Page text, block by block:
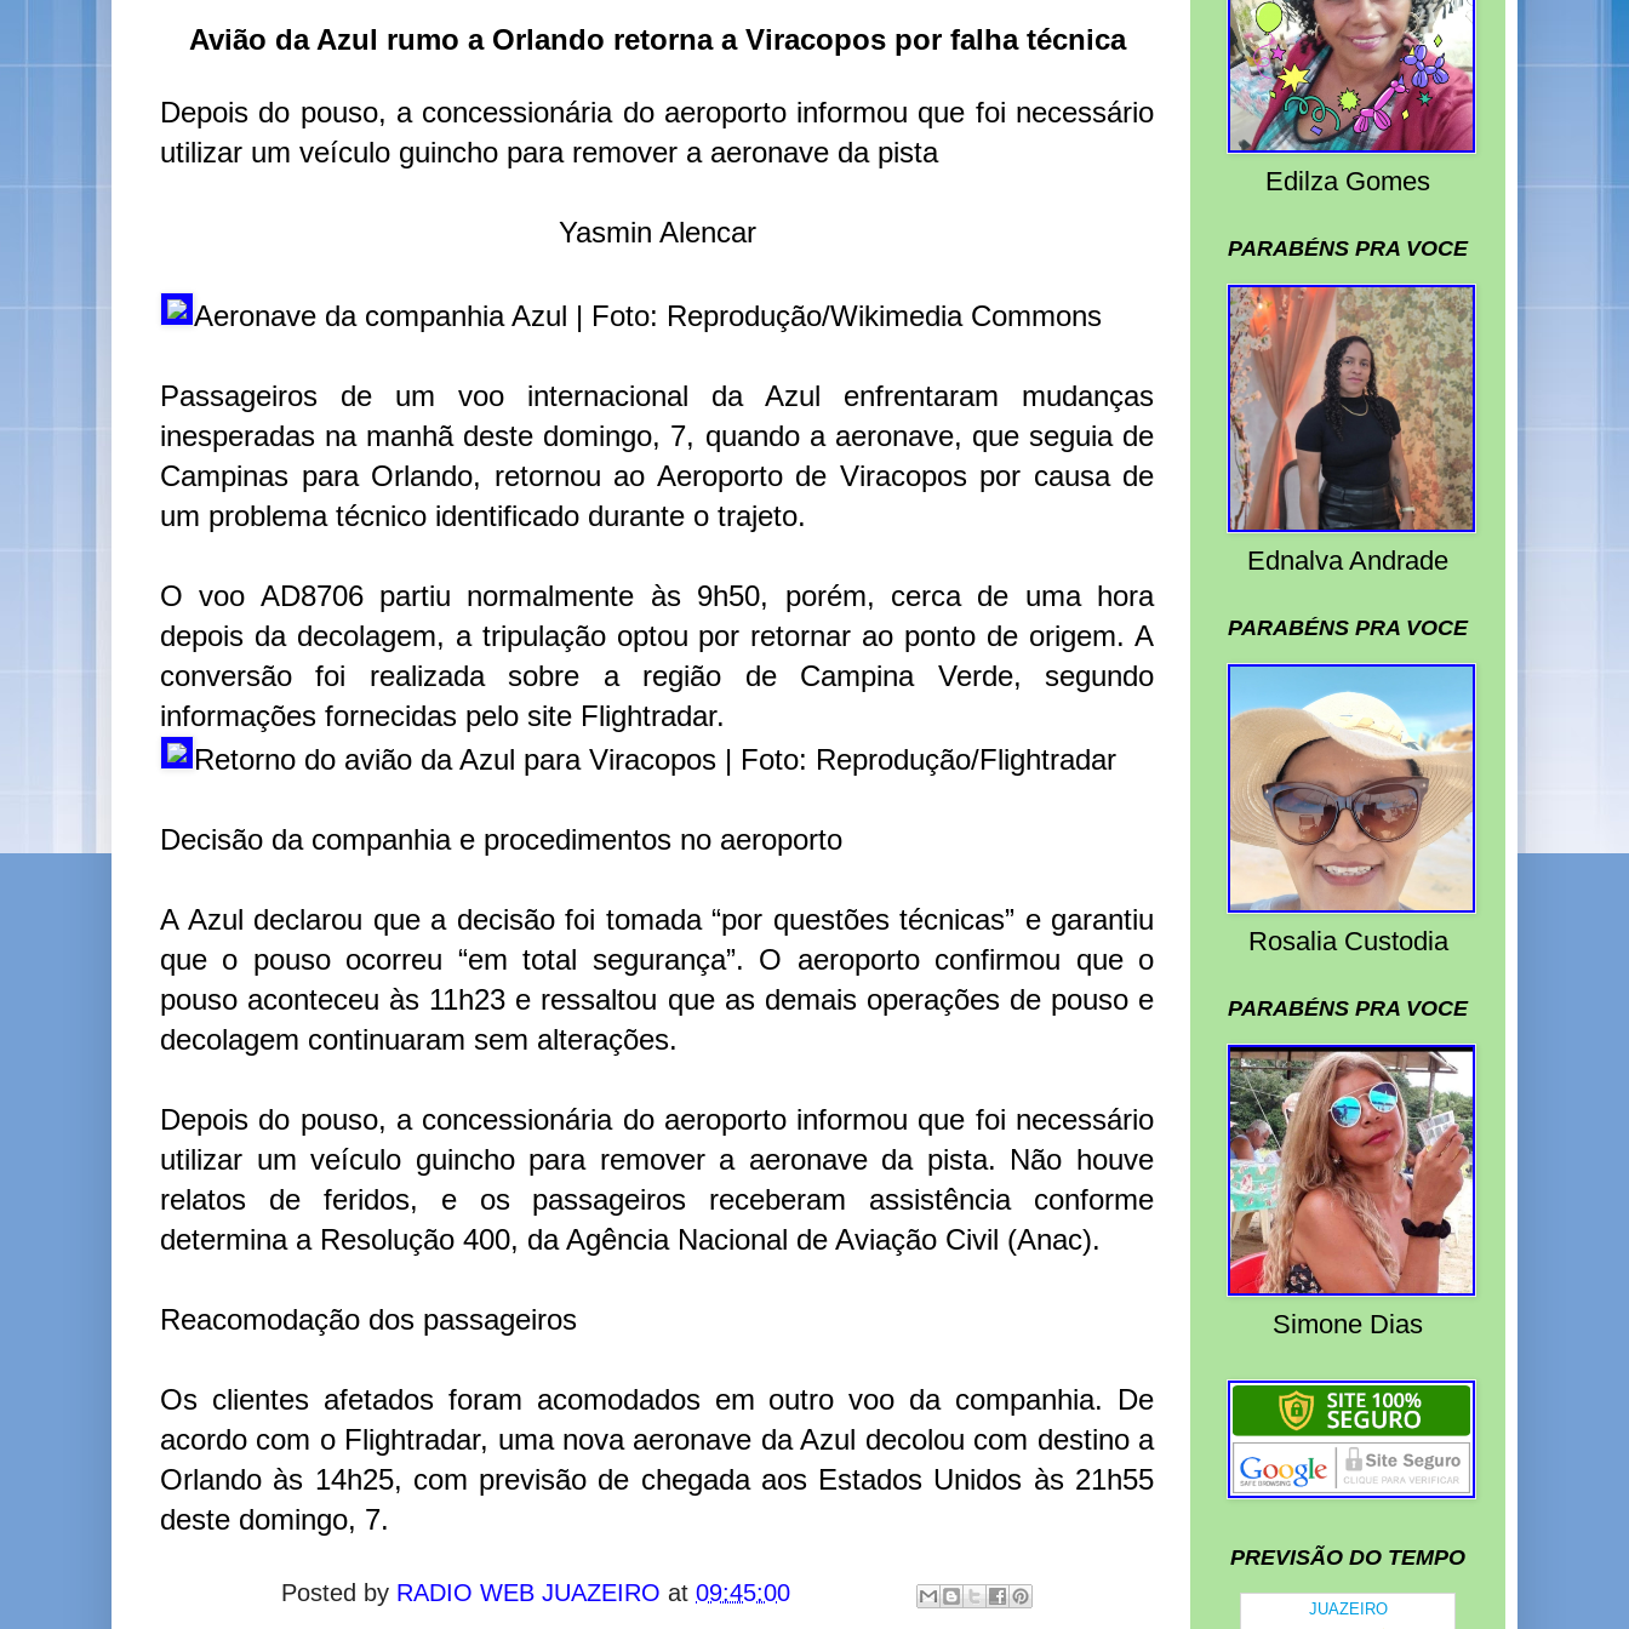
Avião da Azul rumo a Orlando retorna a Viracopos por falha técnica
Depois do pouso, a concessionária do aeroporto informou que foi necessário
utilizar um veículo guincho para remover a aeronave da pista
Yasmin Alencar
Aeronave da companhia Azul | Foto: Reprodução/Wikimedia Commons
Passageiros de um voo internacional da Azul enfrentaram mudanças
inesperadas na manhã deste domingo, 7, quando a aeronave, que seguia de
Campinas para Orlando, retornou ao Aeroporto de Viracopos por causa de
um problema técnico identificado durante o trajeto.
O voo AD8706 partiu normalmente às 9h50, porém, cerca de uma hora
depois da decolagem, a tripulação optou por retornar ao ponto de origem. A
conversão foi realizada sobre a região de Campina Verde, segundo
informações fornecidas pelo site Flightradar.
Retorno do avião da Azul para Viracopos | Foto: Reprodução/Flightradar
Decisão da companhia e procedimentos no aeroporto
A Azul declarou que a decisão foi tomada “por questões técnicas” e garantiu
que o pouso ocorreu “em total segurança”. O aeroporto confirmou que o
pouso aconteceu às 11h23 e ressaltou que as demais operações de pouso e
decolagem continuaram sem alterações.
Depois do pouso, a concessionária do aeroporto informou que foi necessário
utilizar um veículo guincho para remover a aeronave da pista. Não houve
relatos de feridos, e os passageiros receberam assistência conforme
determina a Resolução 400, da Agência Nacional de Aviação Civil (Anac).
Reacomodação dos passageiros
Os clientes afetados foram acomodados em outro voo da companhia. De
acordo com o Flightradar, uma nova aeronave da Azul decolou com destino a
Orlando às 14h25, com previsão de chegada aos Estados Unidos às 21h55
deste domingo, 7.
Posted by RADIO WEB JUAZEIRO at 09:45:00
Edilza Gomes
PARABÉNS PRA VOCE
Ednalva Andrade
PARABÉNS PRA VOCE
Rosalia Custodia
PARABÉNS PRA VOCE
Simone Dias
PREVISÃO DO TEMPO